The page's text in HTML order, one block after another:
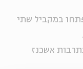
במקביל שתי
אשכנז